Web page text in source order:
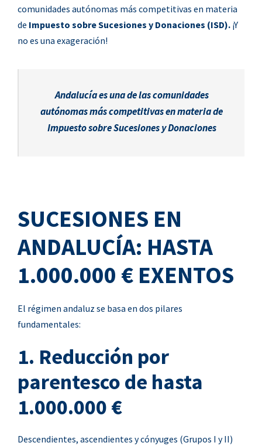
comunidades autónomas más competitivas en materia
de Impuesto sobre Sucesiones y Donaciones (ISD). ¡Y
no es una exageración!
Andalucía es una de las comunidades
autónomas más competitivas en materia de
Impuesto sobre Sucesiones y Donaciones
SUCESIONES EN
ANDALUCÍA: HASTA
1.000.000 € EXENTOS
El régimen andaluz se basa en dos pilares
fundamentales:
1. Reducción por
parentesco de hasta
1.000.000 €
Descendientes, ascendientes y cónyuges (Grupos I y II)